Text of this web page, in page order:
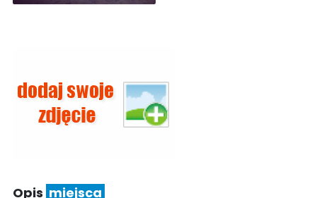
Opis miejsca